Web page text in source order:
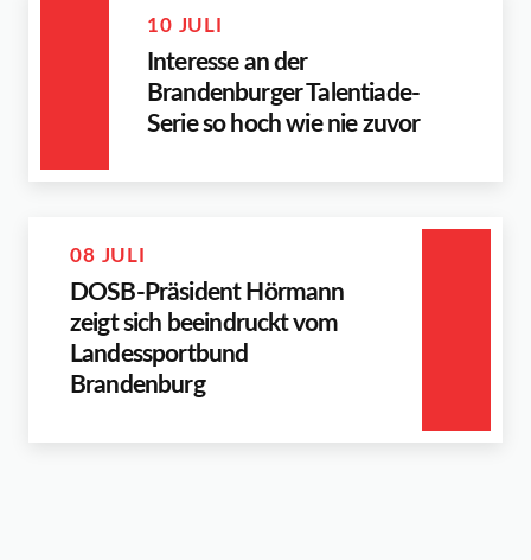
10 JULI
Interesse an der
Brandenburger Talentiade-
Serie so hoch wie nie zuvor
08 JULI
DOSB-Präsident Hörmann
zeigt sich beeindruckt vom
Landessportbund
Brandenburg